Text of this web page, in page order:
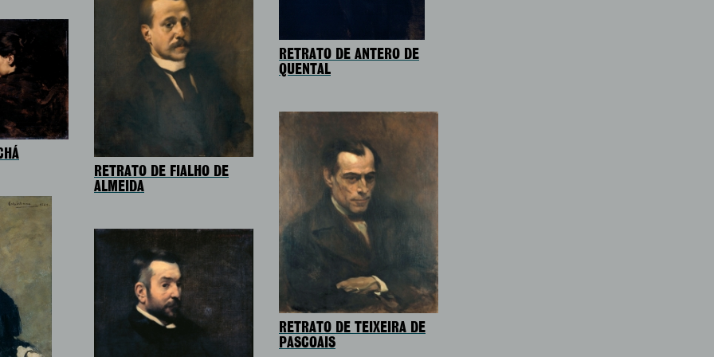
RETRATO DE ANTERO DE
QUENTAL
RETRATO DE FIALHO DE
ALMEIDA
RETRATO DE TEIXEIRA DE
PASCOAIS